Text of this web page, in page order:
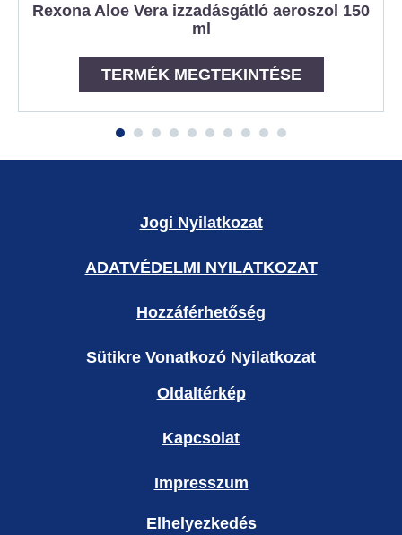
Rexona Aloe Vera izzadásgátló aeroszol 150
ml
TERMÉK MEGTEKINTÉSE
Jogi Nyilatkozat
ADATVÉDELMI NYILATKOZAT
Hozzáférhetőség
Sütikre Vonatkozó Nyilatkozat
Oldaltérkép
Kapcsolat
Impresszum
Elhelyezkedés